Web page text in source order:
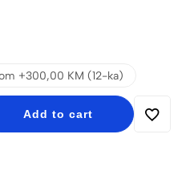
+300,00 KM (12-ka)
Add to cart